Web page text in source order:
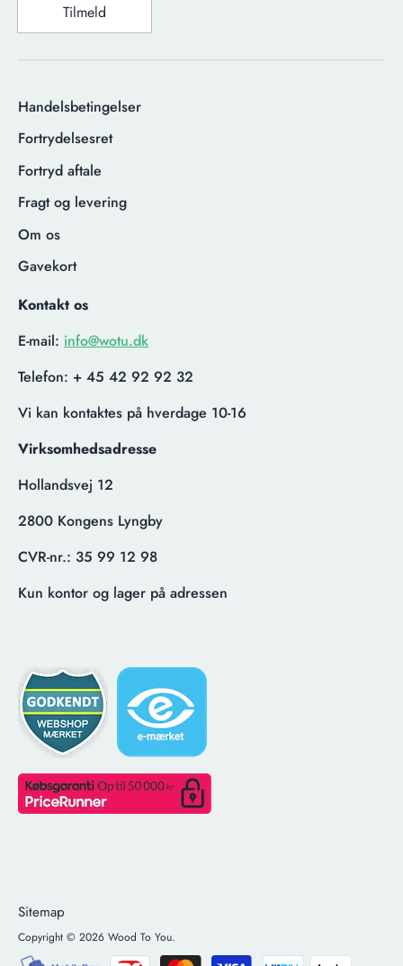
Tilmeld
Handelsbetingelser
Fortrydelsesret
Fortryd aftale
Fragt og levering
Om os
Gavekort
Kontakt os
E-mail: info@wotu.dk
Telefon: + 45 42 92 92 32
Vi kan kontaktes på hverdage 10-16
Virksomhedsadresse
Hollandsvej 12
2800 Kongens Lyngby
CVR-nr.: 35 99 12 98
Kun kontor og lager på adressen
Sitemap
Copyright © 2026 Wood To You.
Betalingsmetoder